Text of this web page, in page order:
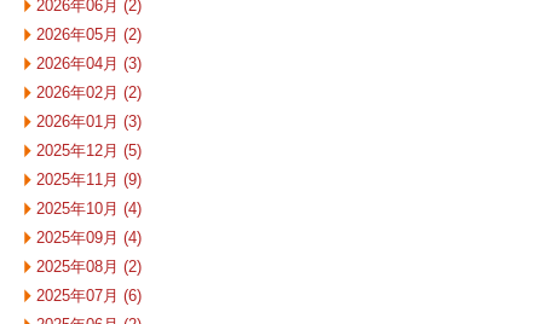
2026年06月 (2)
2026年05月 (2)
2026年04月 (3)
2026年02月 (2)
2026年01月 (3)
2025年12月 (5)
2025年11月 (9)
2025年10月 (4)
2025年09月 (4)
2025年08月 (2)
2025年07月 (6)